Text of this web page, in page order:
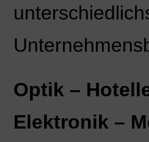
Optik –
Elektronik –